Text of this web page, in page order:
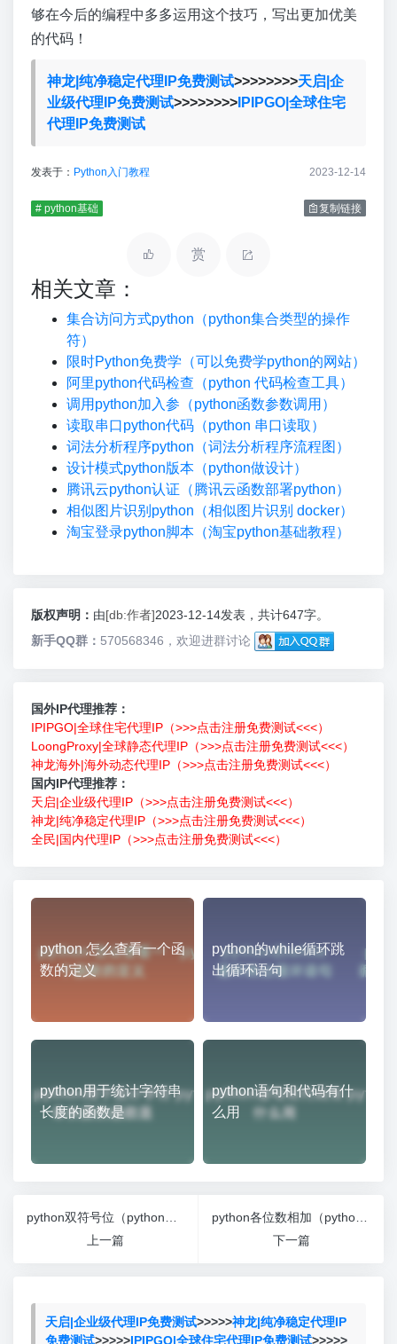
够在今后的编程中多多运用这个技巧，写出更加优美
的代码！
神龙|纯净稳定代理IP免费测试>>>>>>>>天启|企
业级代理IP免费测试>>>>>>>>IPIPGO|全球住宅
代理IP免费测试
发表于： Python入门教程 2023-12-14
# python基础 复制链接
赏
相关文章：
集合访问方式python（python集合类型的操作
符）
限时Python免费学（可以免费学python的网站）
阿里python代码检查（python 代码检查工具）
调用python加入参（python函数参数调用）
读取串口python代码（python 串口读取）
词法分析程序python（词法分析程序流程图）
设计模式python版本（python做设计）
腾讯云python认证（腾讯云函数部署python）
相似图片识别python（相似图片识别 docker）
淘宝登录python脚本（淘宝python基础教程）
版权声明： 由[db:作者]2023-12-14发表，共计647字。
新手QQ群： 570568346，欢迎进群讨论
国外IP代理推荐：
IPIPGO|全球住宅代理IP（>>>点击注册免费测试<<<）
LoongProxy|全球静态代理IP（>>>点击注册免费测试<<<）
神龙海外|海外动态代理IP（>>>点击注册免费测试<<<）
国内IP代理推荐：
天启|企业级代理IP（>>>点击注册免费测试<<<）
神龙|纯净稳定代理IP（>>>点击注册免费测试<<<）
全民|国内代理IP（>>>点击注册免费测试<<<）
python 怎么查看一个函
数的定义
python的while循环跳
出循环语句
python用于统计字符串
长度的函数是
python语句和代码有什
么用
上一篇
下一篇
天启|企业级代理IP免费测试>>>>>神龙|纯净稳定代理IP
免费测试>>>>>IPIPGO|全球住宅代理IP免费测试>>>>>